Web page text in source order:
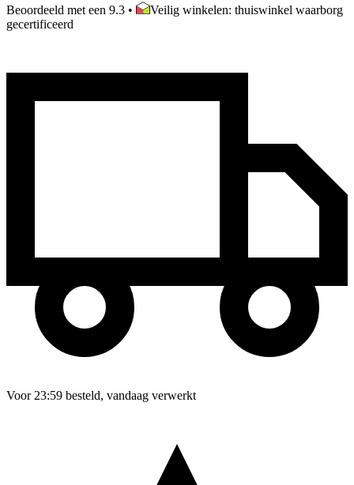
Beoordeeld met een 9.3 •
Veilig winkelen: thuiswinkel waarborg
gecertificeerd
Voor 23:59 besteld, vandaag verwerkt